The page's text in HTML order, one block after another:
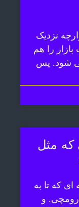
نزدیک
را هم
که مثل
که تا به
و